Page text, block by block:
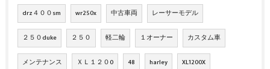
drz４００sm wr250x 中古車両 レーサーモデル
２５０duke ２５０ 軽二輪 １オーナー カスタム車
メンテナンス ＸＬ１２０0 48 harley XL1200X